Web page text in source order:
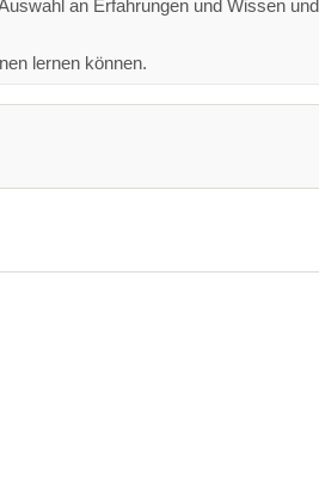
an Erfahrungen und Wissen
lernen können.